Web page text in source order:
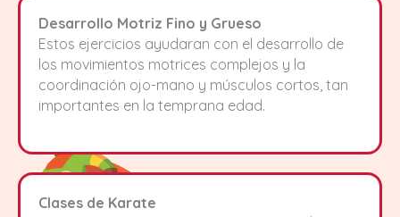
Desarrollo Motriz Fino y Grueso
Estos ejercicios ayudaran con el desarrollo de
los movimientos motrices complejos y la
coordinación ojo-mano y músculos cortos, tan
importantes en la temprana edad.
Clases de Karate